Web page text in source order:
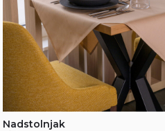
Nadstolnjak